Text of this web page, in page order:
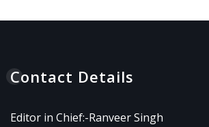
Contact Details
Editor in Chief:-Ranveer Singh